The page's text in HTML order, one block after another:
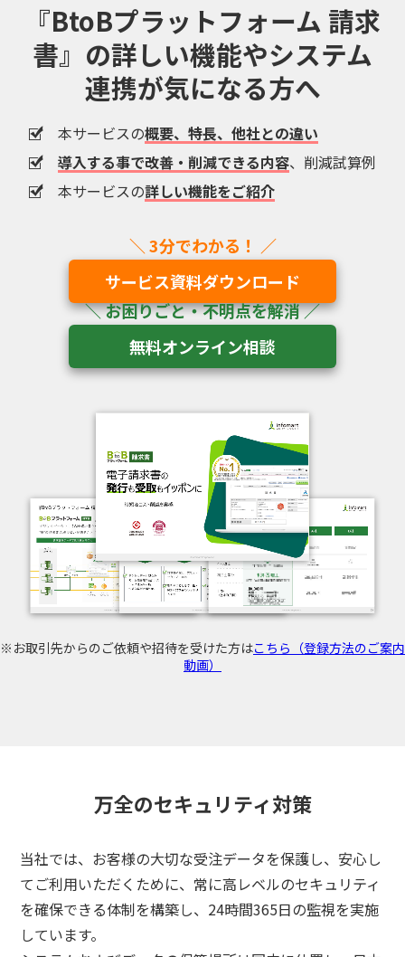
『BtoBプラットフォーム 請求
書』の詳しい機能やシステム
連携が気になる方へ
本サービスの概要、特長、他社との違い
導入する事で改善・削減できる内容、削減試算例
本サービスの詳しい機能をご紹介
サービス資料ダウンロード
無料オンライン相談
※お取引先からのご依頼や招待を受けた方はこちら（登録方法のご案内
動画）
万全のセキュリティ対策
当社では、お客様の大切な受注データを保護し、安心し
てご利用いただくために、 常に高レベルのセキュリティ
を確保できる体制を構築し、24時間365日の監視を実施
しています。